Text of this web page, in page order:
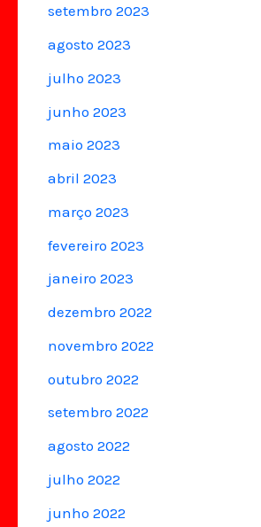
setembro 2023
agosto 2023
julho 2023
junho 2023
maio 2023
abril 2023
março 2023
fevereiro 2023
janeiro 2023
dezembro 2022
novembro 2022
outubro 2022
setembro 2022
agosto 2022
julho 2022
junho 2022